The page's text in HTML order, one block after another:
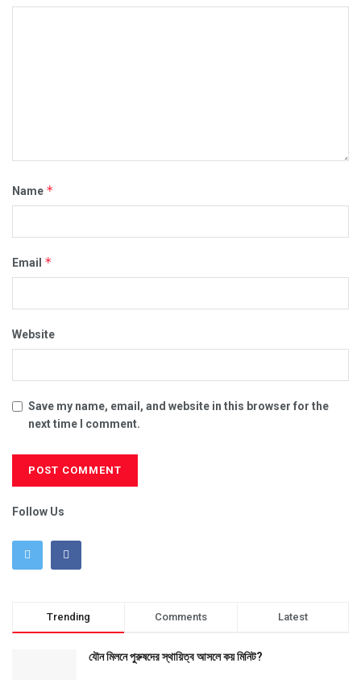
Name *
Email *
Website
Save my name, email, and website in this browser for the
next time I comment.
Follow Us
Trending Comments Latest
যৌন মিলনে পুরুষদের স্থায়িত্ব আসলে কয় মিনিট?